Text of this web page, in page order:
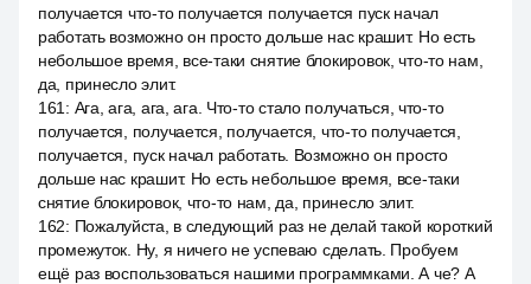
получается что-то получается получается пуск начал
работать возможно он просто дольше нас крашит. Но есть
небольшое время, все-таки снятие блокировок, что-то нам,
да, принесло элит.
161 : Ага, ага, ага, ага. Что-то стало получаться, что-то
получается, получается, получается, что-то получается,
получается, пуск начал работать. Возможно он просто
дольше нас крашит. Но есть небольшое время, все-таки
снятие блокировок, что-то нам, да, принесло элит.
162: Пожалуйста, в следующий раз не делай такой короткий
промежуток. Ну, я ничего не успеваю сделать. Пробуем
ещё раз воспользоваться нашими программками. А че? А